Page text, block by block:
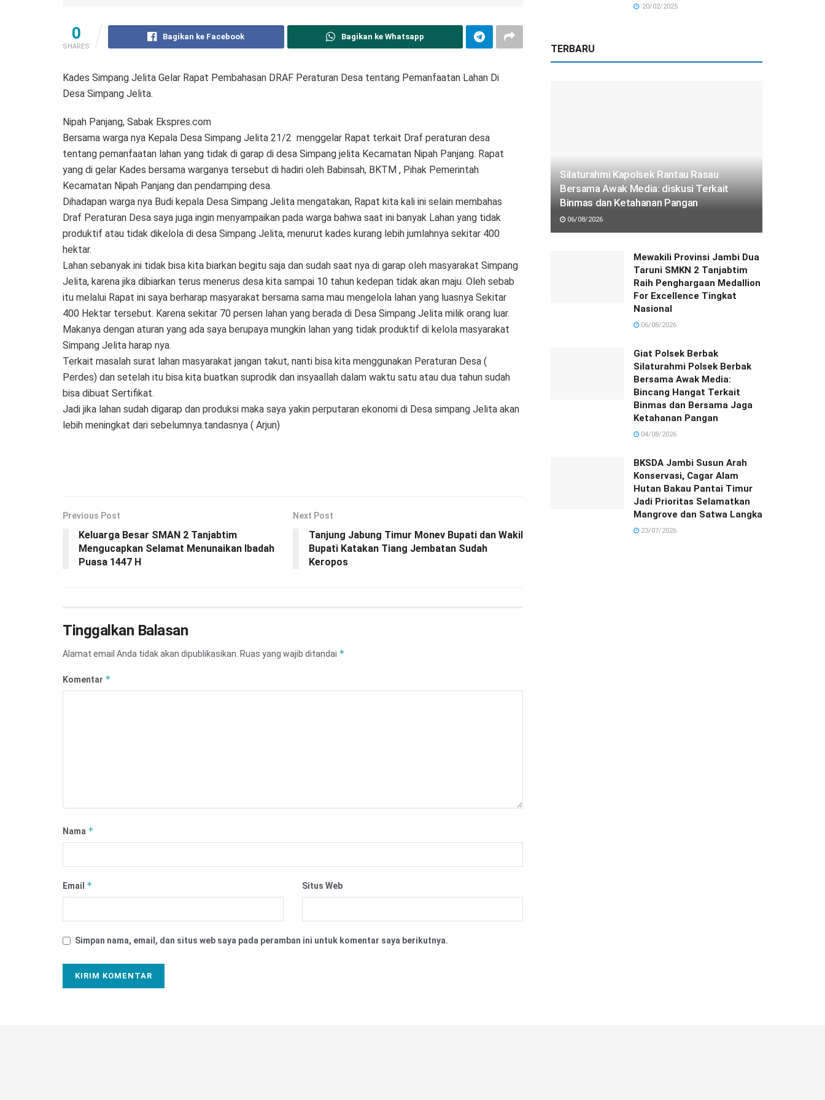
0
SHARES
Bagikan ke Facebook Bagikan ke Whatsapp
Kades Simpang Jelita Gelar Rapat Pembahasan DRAF Peraturan Desa tentang Pemanfaatan Lahan Di
Desa Simpang Jelita.
Nipah Panjang, Sabak Ekspres.com
Bersama warga nya Kepala Desa Simpang Jelita 21/2 menggelar Rapat terkait Draf peraturan desa
tentang pemanfaatan lahan yang tidak di garap di desa Simpang jelita Kecamatan Nipah Panjang. Rapat
yang di gelar Kades bersama warganya tersebut di hadiri oleh Babinsah, BKTM , Pihak Pemerintah
Kecamatan Nipah Panjang dan pendamping desa.
Dihadapan warga nya Budi kepala Desa Simpang Jelita mengatakan, Rapat kita kali ini selain membahas
Draf Peraturan Desa saya juga ingin menyampaikan pada warga bahwa saat ini banyak Lahan yang tidak
produktif atau tidak dikelola di desa Simpang Jelita, menurut kades kurang lebih jumlahnya sekitar 400
hektar.
Lahan sebanyak ini tidak bisa kita biarkan begitu saja dan sudah saat nya di garap oleh masyarakat Simpang
Jelita, karena jika dibiarkan terus menerus desa kita sampai 10 tahun kedepan tidak akan maju. Oleh sebab
itu melalui Rapat ini saya berharap masyarakat bersama sama mau mengelola lahan yang luasnya Sekitar
400 Hektar tersebut. Karena sekitar 70 persen lahan yang berada di Desa Simpang Jelita milik orang luar.
Makanya dengan aturan yang ada saya berupaya mungkin lahan yang tidak produktif di kelola masyarakat
Simpang Jelita harap nya.
Terkait masalah surat lahan masyarakat jangan takut, nanti bisa kita menggunakan Peraturan Desa (
Perdes) dan setelah itu bisa kita buatkan suprodik dan insyaallah dalam waktu satu atau dua tahun sudah
bisa dibuat Sertifikat.
Jadi jika lahan sudah digarap dan produksi maka saya yakin perputaran ekonomi di Desa simpang Jelita akan
lebih meningkat dari sebelumnya.tandasnya ( Arjun)
Previous Post
Keluarga Besar SMAN 2 Tanjabtim
Mengucapkan Selamat Menunaikan Ibadah
Puasa 1447 H
Next Post
Tanjung Jabung Timur Monev Bupati dan Wakil
Bupati Katakan Tiang Jembatan Sudah
Keropos
Tinggalkan Balasan
Alamat email Anda tidak akan dipublikasikan. Ruas yang wajib ditandai *
Komentar *
Nama *
Email * Situs Web
Simpan nama, email, dan situs web saya pada peramban ini untuk komentar saya berikutnya.
20/02/2025
TERBARU
Silaturahmi Kapolsek Rantau Rasau
Bersama Awak Media: diskusi Terkait
Binmas dan Ketahanan Pangan
06/08/2026
Mewakili Provinsi Jambi Dua
Taruni SMKN 2 Tanjabtim
Raih Penghargaan Medallion
For Excellence Tingkat
Nasional
06/08/2026
Giat Polsek Berbak
Silaturahmi Polsek Berbak
Bersama Awak Media:
Bincang Hangat Terkait
Binmas dan Bersama Jaga
Ketahanan Pangan
04/08/2026
BKSDA Jambi Susun Arah
Konservasi, Cagar Alam
Hutan Bakau Pantai Timur
Jadi Prioritas Selamatkan
Mangrove dan Satwa Langka
23/07/2026